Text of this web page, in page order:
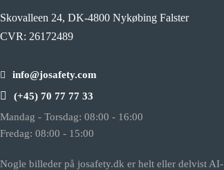
Skovalleen 24, DK-4800 Nykøbing Falster
CVR: 26172489
info@josafety.com
(+45) 70 77 77 33
Mandag - Torsdag: 08:00 - 16:00
Fredag: 08:00 - 15:00
Nogle billeder på josafety.dk er helt eller delvist AI-